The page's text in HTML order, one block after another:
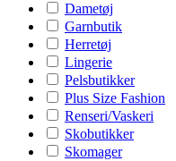
Dametøj
Garnbutik
Herretøj
Lingerie
Pelsbutikker
Plus Size Fashion
Renseri/Vaskeri
Skobutikker
Skomager